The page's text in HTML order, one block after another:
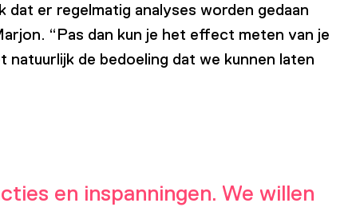
er regelmatig analyses worden gedaan
“Pas dan kun je het effect meten van je
de bedoeling dat we kunnen laten
en inspanningen. We willen